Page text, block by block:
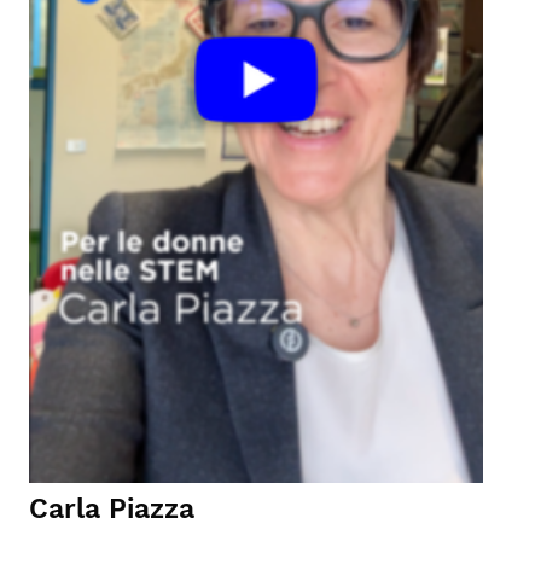
Carla Piazza